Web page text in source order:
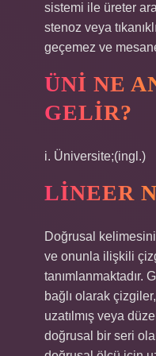
sistemi ile üreter
stenoz veya
geçemez ve
ÜNI NE
GELIR?
i. Üniversite;(ingl.)
LINEER
Doğrusal
ve onunla ilişkili
tanımlanmaktadır.
bağlı olarak
uzatılmış veya
doğrusal bir seri